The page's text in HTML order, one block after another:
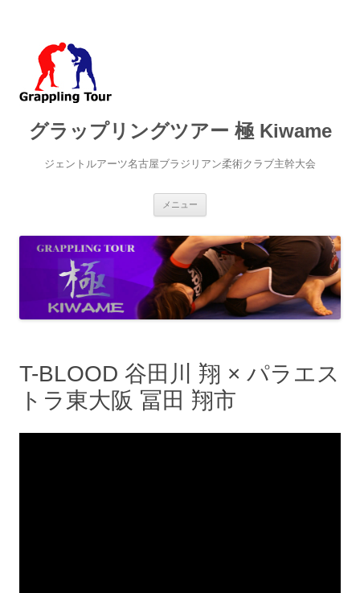
グラップリングツアー 極 Kiwame
ジェントルアーツ名古屋ブラジリアン柔術クラブ主幹大会
メニュー
ン
ツ
へ
ス
キ
ッ
プ
T-BLOOD 谷田川 翔 × パラエス
トラ東大阪 冨田 翔市